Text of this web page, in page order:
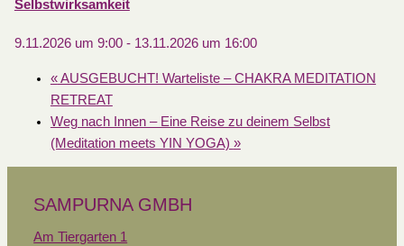
Selbstwirksamkeit
9.11.2026 um 9:00- 13.11.2026 um 16:00
«AUSGEBUCHT! Warteliste – CHAKRA MEDITATION
RETREAT
Weg nach Innen – Eine Reise zu deinem Selbst
(Meditation meets YIN YOGA) »
SAMPURNA GMBH
Am Tiergarten 1